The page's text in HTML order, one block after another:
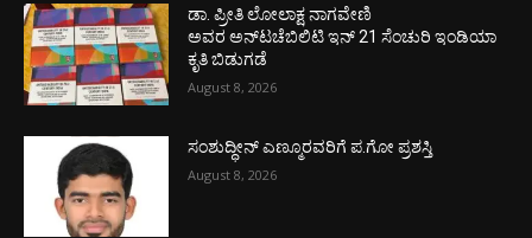
ಡಾ. ಪ್ರೀತಿ ಲೋಲಾಕ್ಷ ನಾಗವೇಣಿ
ಅವರ ಅನ್‌ಟಚೆಬಿಲಿಟಿ ಇನ್ 21 ಸೆಂಚುರಿ ಇಂಡಿಯಾ
ಕೃತಿ ಬಿಡುಗಡೆ
August 8, 2026
ಸಂಶುದ್ಧೀನ್ ಎಣ್ಮೂರವರಿಗೆ ಪ.ಗೋ ಪ್ರಶಸ್ತಿ
August 8, 2026